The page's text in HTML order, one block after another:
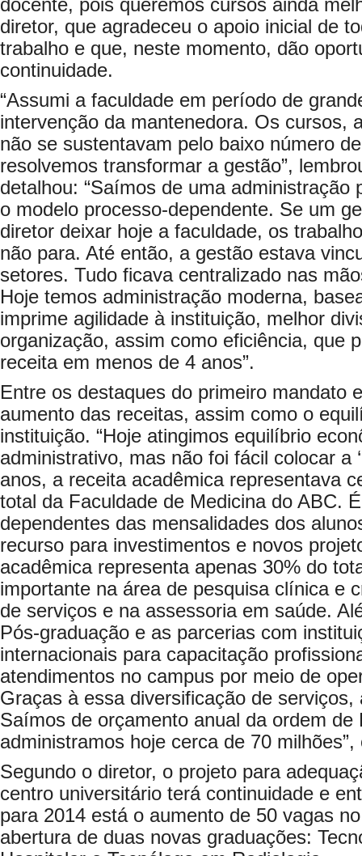
docente, pois queremos cursos ainda
diretor, que agradeceu o apoio inicial de
trabalho e que, neste momento, dão
continuidade.
“Assumi a faculdade em período de
intervenção da mantenedora. Os cursos,
não se sustentavam pelo baixo número
resolvemos transformar a gestão”,
detalhou: “Saímos de uma administração
o modelo processo-dependente. Se um
diretor deixar hoje a faculdade, os
não para. Até então, a gestão estava
setores. Tudo ficava centralizado nas
Hoje temos administração moderna,
imprime agilidade à instituição, melhor
organização, assim como eficiência, que
receita em menos de 4 anos”.
Entre os destaques do primeiro mandato
aumento das receitas, assim como o
instituição. “Hoje atingimos equilíbrio
administrativo, mas não foi fácil colocar a
anos, a receita acadêmica representava
total da Faculdade de Medicina do ABC.
dependentes das mensalidades dos
recurso para investimentos e novos
acadêmica representa apenas 30% do
importante na área de pesquisa clínica e
de serviços e na assessoria em saúde.
Pós-graduação e as parcerias com
internacionais para capacitação
atendimentos no campus por meio de
Graças à essa diversificação de
Saímos de orçamento anual da ordem de
administramos hoje cerca de 70
Segundo o diretor, o projeto para
centro universitário terá continuidade e
para 2014 está o aumento de 50 vagas
abertura de duas novas graduações: